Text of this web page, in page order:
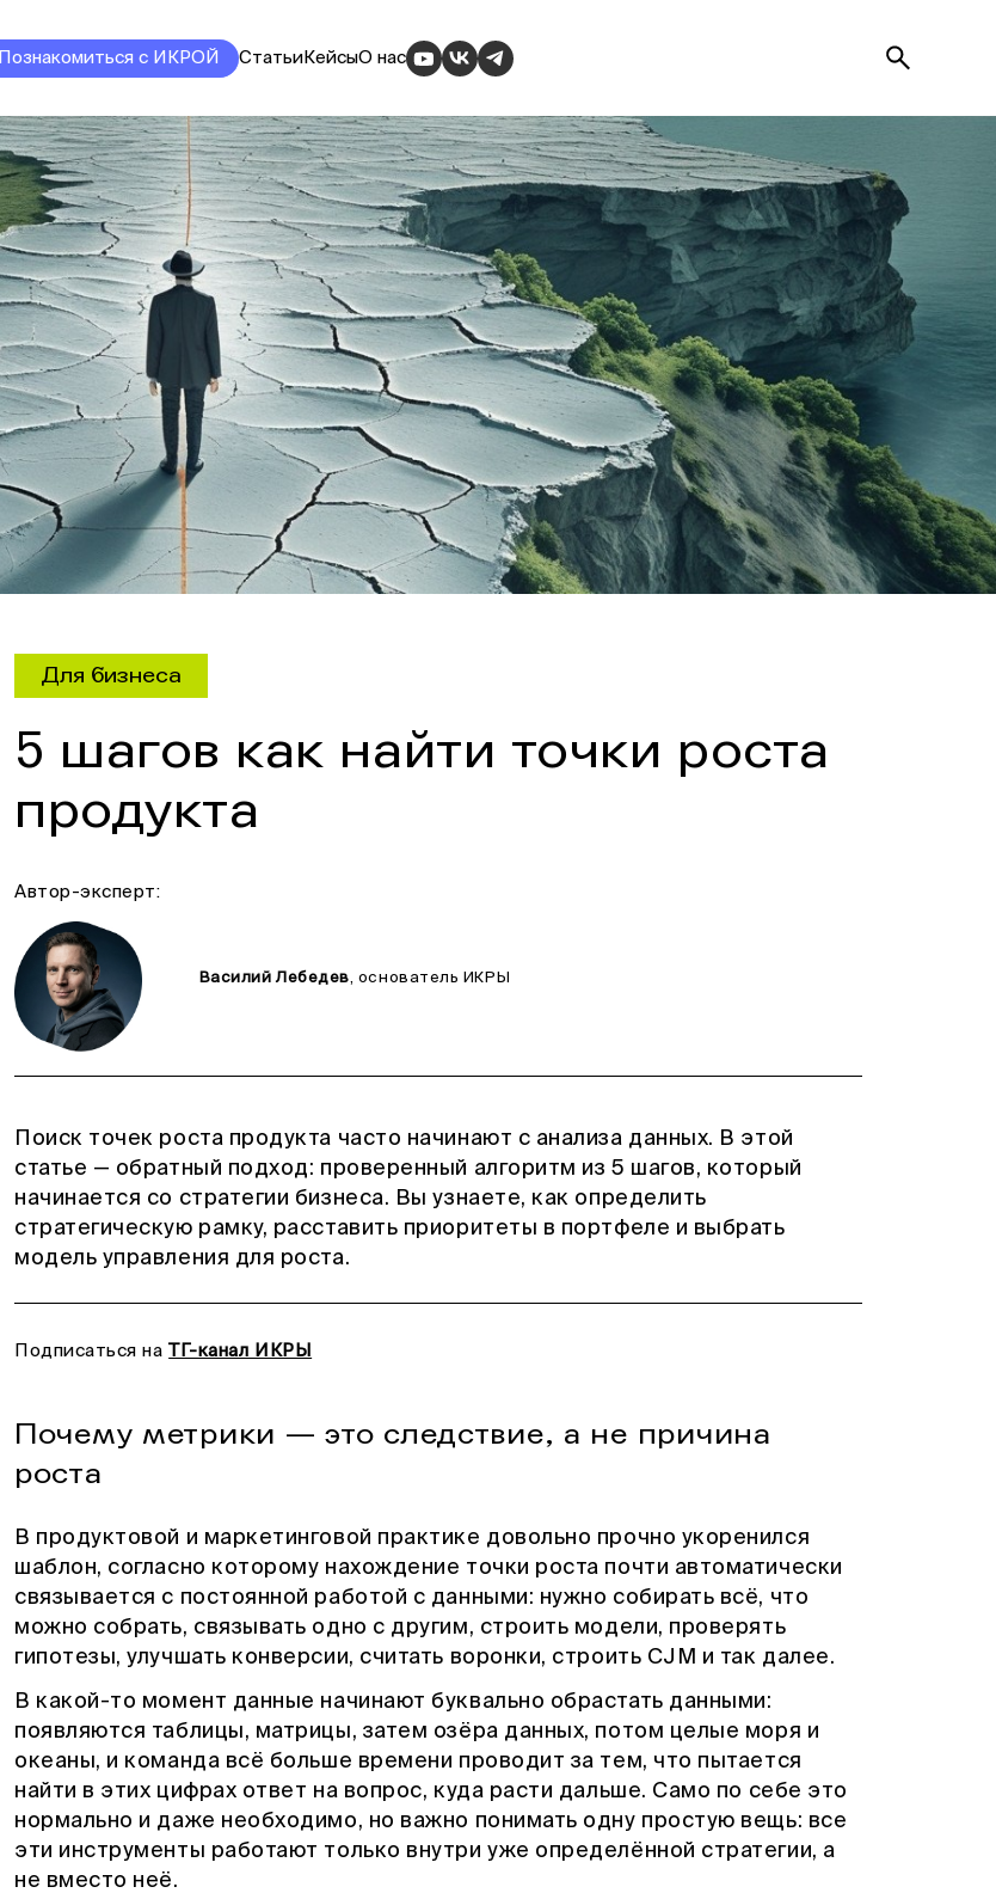
Познакомиться с ИКРОЙ СтатьиКейсыО нас
Для бизнеса
5 шагов как найти точки роста
продукта
Автор-эксперт:
Василий Лебедев, основатель ИКРЫ
Поиск точек роста продукта часто начинают с анализа данных. В этой
статье — обратный подход: проверенный алгоритм из 5 шагов, который
начинается со стратегии бизнеса. Вы узнаете, как определить
стратегическую рамку, расставить приоритеты в портфеле и выбрать
модель управления для роста.
Подписаться наТГ-канал ИКРЫ
Почему метрики — это следствие, а не причина
роста
В продуктовой и маркетинговой практике довольно прочно укоренился
шаблон, согласно которому нахождение точки роста почти автоматически
связывается с постоянной работой с данными: нужно собирать всё, что
можно собрать, связывать одно с другим, строить модели, проверять
гипотезы, улучшать конверсии, считать воронки, строить CJM и так далее.
В какой-то момент данные начинают буквально обрастать данными:
появляются таблицы, матрицы, затем озёра данных, потом целые моря и
океаны, и команда всё больше времени проводит за тем, что пытается
найти в этих цифрах ответ на вопрос, куда расти дальше. Само по себе это
нормально и даже необходимо, но важно понимать одну простую вещь: все
эти инструменты работают только внутри уже определённой стратегии, а
не вместо неё.